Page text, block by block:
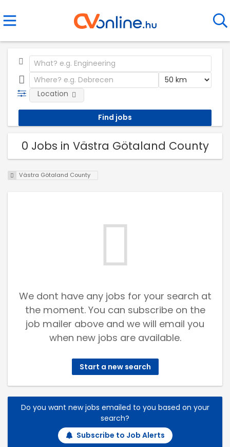
Location
0 Jobs in Västra Götaland County
Västra Götaland County
We dont have any jobs for your search at
the moment. You can subscribe on the
job mailer above and we will email you
when new jobs are available.
Start a new search
Do you want new jobs emailed to you based on your
search?
Subscribe to Job Alerts